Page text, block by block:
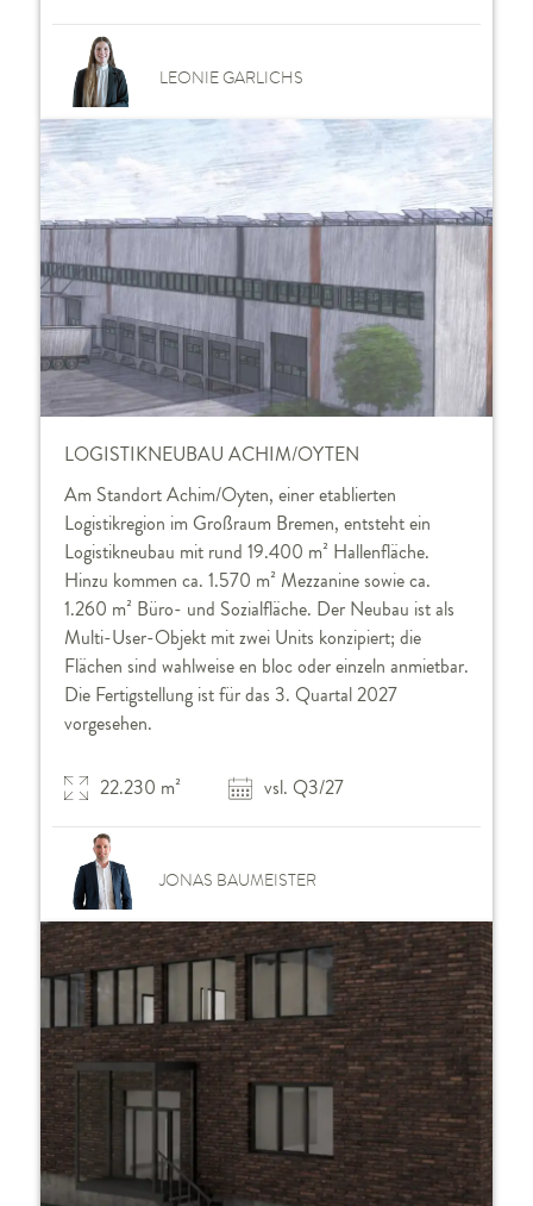
LEONIE GARLICHS
LOGISTIKNEUBAU ACHIM/OYTEN
Am Standort Achim/Oyten, einer etablierten
Logistikregion im Großraum Bremen, entsteht ein
Logistikneubau mit rund 19.400 m² Hallenfläche.
Hinzu kommen ca. 1.570 m² Mezzanine sowie ca.
1.260 m² Büro- und Sozialfläche. Der Neubau ist als
Multi-User-Objekt mit zwei Units konzipiert; die
Flächen sind wahlweise en bloc oder einzeln anmietbar.
Die Fertigstellung ist für das 3. Quartal 2027
vorgesehen.
22.230 m² vsl. Q3/27
JONAS BAUMEISTER